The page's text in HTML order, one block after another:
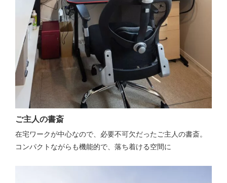
ご主人の書斎
在宅ワークが中心なので、必要不可欠だったご主人の書斎。
コンパクトながらも機能的で、落ち着ける空間に